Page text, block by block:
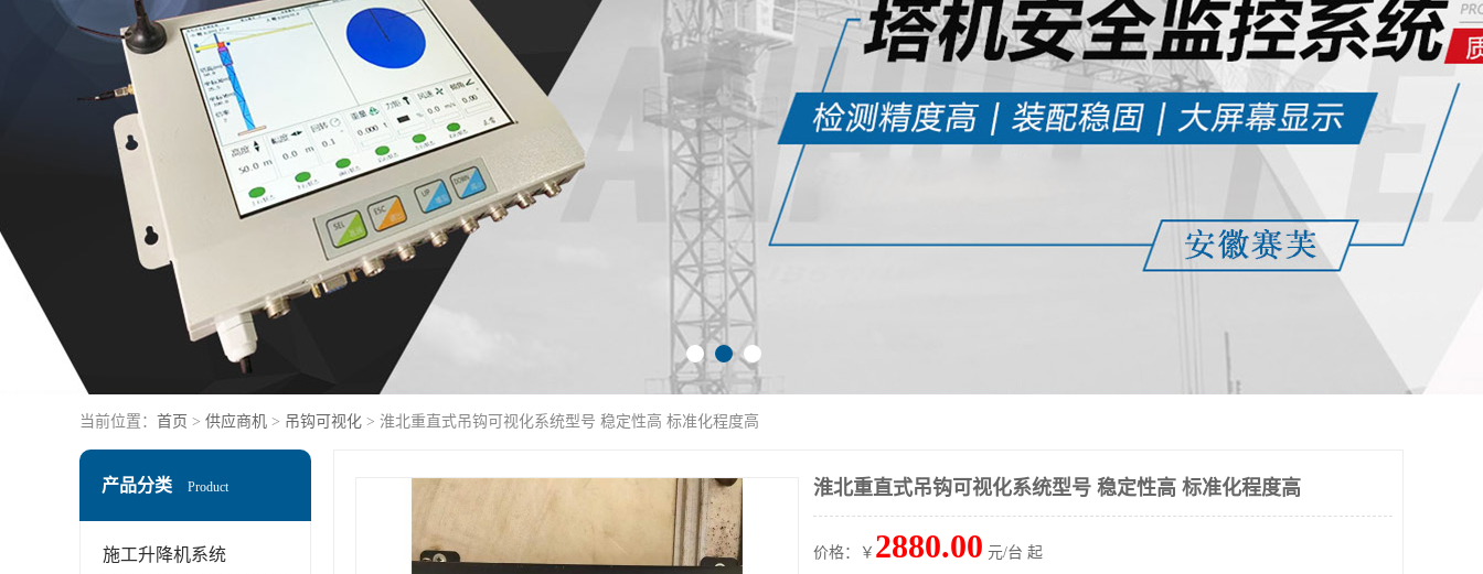
当前位置： 首页 > 供应商机 > 吊钩可视化 > 淮北重直式吊钩可视化系统型号 稳定性高 标准化程度高
产品分类 Product
施工升降机系统
淮北重直式吊钩可视化系统型号 稳定性高 标准化程度高
价格：￥ 2880.00 元/台 起